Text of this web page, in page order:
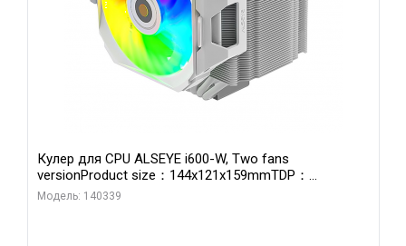
Кулер для CPU ALSEYE i600-W, Two fans
versionProduct size：144x121x159mmTDP：
270WSoldering technology CD textureApplication:Intel：
Модель: 140339